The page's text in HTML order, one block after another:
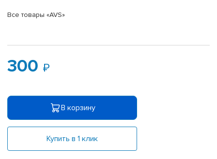
Все товары «AVS»
300
В корзину
Купить в 1 клик